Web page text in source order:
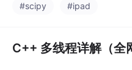
#scipy #ipad
C++ 多线程详解（全